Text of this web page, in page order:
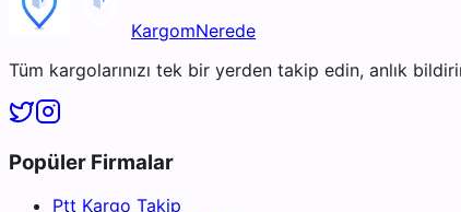
KargomNerede
Tüm kargolarınızı tek bir yerden takip edin, anlık
Popüler Firmalar
Ptt Kargo Takip